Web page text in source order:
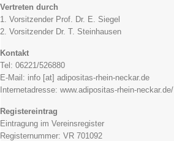
Vertreten durch
1. Vorsitzender Prof. Dr. E. Siegel
2. Vorsitzender Dr. T. Steinhausen
Kontakt
Tel: 06221/526880
E-Mail: info [at] adipositas-rhein-neckar.de
Internetadresse: www.adipositas-rhein-neckar.de/
Registereintrag
Eintragung im Vereinsregister
Registernummer: VR 701092